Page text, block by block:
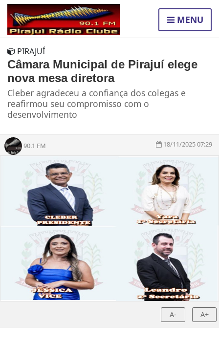
MENU
PIRAJUÍ
Câmara Municipal de Pirajuí elege
nova mesa diretora
Cleber agradeceu a confiança dos colegas e
reafirmou seu compromisso com o
desenvolvimento
90.1 FM 18/11/2025 07:29
A- A+